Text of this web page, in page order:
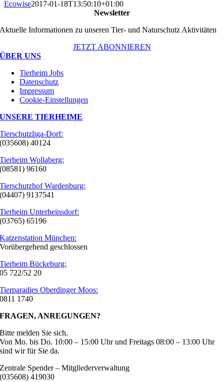
Ecowise2017-01-18T13:50:10+01:00
Newsletter
Aktuelle Informationen zu unseren Tier- und Naturschutz Aktivitäten
JETZT ABONNIEREN
ÜBER UNS
Tierheim Jobs
Datenschutz
Impressum
Cookie-Einstellungen
UNSERE TIERHEIME
Tierschutzliga-Dorf:
(035608) 40124
Tierheim Wollaberg:
(08581) 96160
Tierschutzhof Wardenburg:
(04407) 9137541
Tierheim Unterheinsdorf:
(03765) 65196
Katzenstation München:
Vorübergehend geschlossen
Tierheim Bückeburg:
05 722/52 20
Tierparadies Oberdinger Moos:
0811 1740
FRAGEN, ANREGUNGEN?
Bitte melden Sie sich.
Von Mo. bis Do. 10:00 – 15:00 Uhr und Freitags 08:00 – 13:00 Uhr
sind wir für Sie da.
Zentrale Spender – Mitgliederverwaltung
(035608) 419030